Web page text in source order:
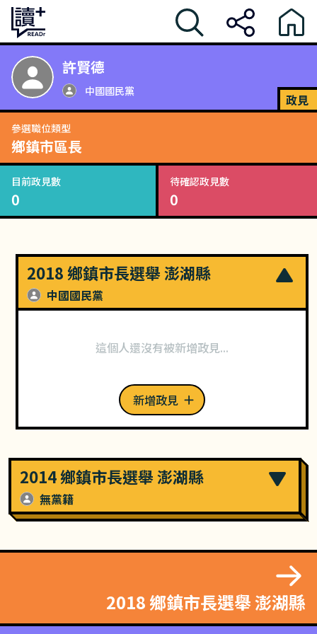
許賢德
中國國民黨
政見
參選職位類型
鄉鎮市區長
目前政見數
0
待確認政見數
0
2018 鄉鎮市長選舉 澎湖縣
中國國民黨
這個人還沒有被新增政見...
新增政見
2014 鄉鎮市長選舉 澎湖縣
無黨籍
2018 鄉鎮市長選舉 澎湖縣